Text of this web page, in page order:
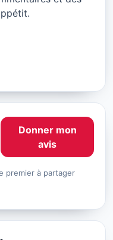
Donner mon
avis
premier à partager